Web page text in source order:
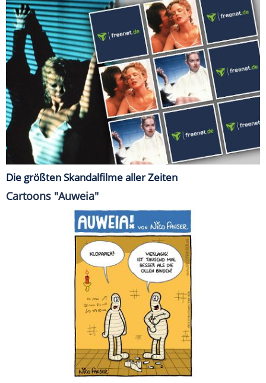
Die größten Skandalfilme aller Zeiten
Cartoons "Auweia"